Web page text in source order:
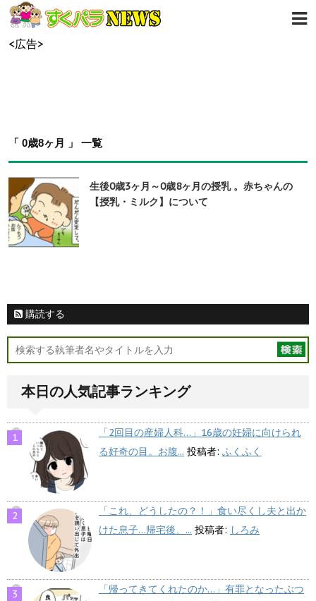
<広告>
「 0歳8ヶ月 」 一覧
生後0歳3ヶ月～0歳8ヶ月の授乳 。赤ちゃんの
【授乳・ミルク】について
購読する
本日の人気記事ランキング
「2回目の産婦人科…」16歳の妊婦に向けられ
る好奇の目。お腹... 投稿者: ふくふく
「これ、どうしたの？！」食い尽くし夫と出か
けた息子…帰宅後、... 投稿者: しろみ
「帰ってきてくれたのか…」有罪となったぶつ